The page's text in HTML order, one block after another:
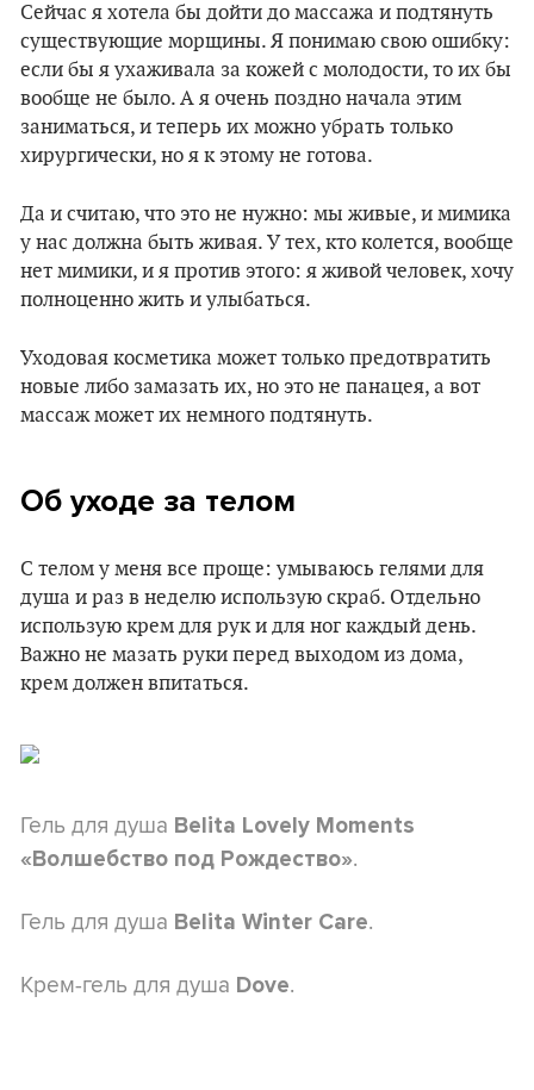
Сейчас я хотела бы дойти до массажа и подтянуть
существующие морщины. Я понимаю свою ошибку:
если бы я ухаживала за кожей с молодости, то их бы
вообще не было. А я очень поздно начала этим
заниматься, и теперь их можно убрать только
хирургически, но я к этому не готова.
Да и считаю, что это не нужно: мы живые, и мимика
у нас должна быть живая. У тех, кто колется, вообще
нет мимики, и я против этого: я живой человек, хочу
полноценно жить и улыбаться.
Уходовая косметика может только предотвратить
новые либо замазать их, но это не панацея, а вот
массаж может их немного подтянуть.
Об уходе за телом
С телом у меня все проще: умываюсь гелями для
душа и раз в неделю использую скраб. Отдельно
использую крем для рук и для ног каждый день.
Важно не мазать руки перед выходом из дома,
крем должен впитаться.
Гель для душа Belita Lovely Moments
«Волшебство под Рождество».
Гель для душа Belita Winter Care.
Крем-гель для душа Dove.